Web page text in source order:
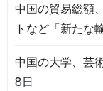
中国の貿易総額
トなど「新たな
中国の大学、芸
8日